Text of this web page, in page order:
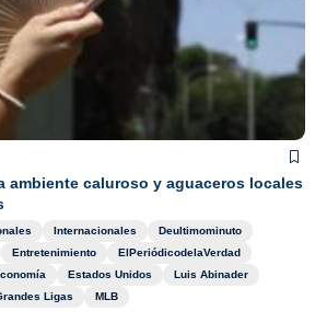
ambiente caluroso y aguaceros locales
Internacionales
Deultimominuto
Entretenimiento
ElPeriódicodelaVerdad
Estados Unidos
Luis Abinader
Ligas MLB